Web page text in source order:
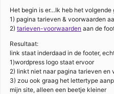
Het begin is er…Ik heb het volgende
1) pagina tarieven & voorwaarden
2) tarieven-voorwaarden aan de
Resultaat:
link staat inderdaad in de footer,
1)wordpress logo staat ervoor
2) linkt niet naar pagina tarieven en
3) zou ook graag het lettertype
mijn site, alleen een beetje kleiner